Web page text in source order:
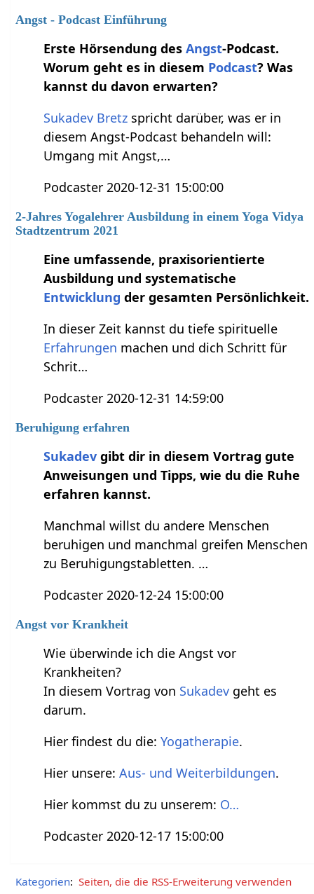
Angst - Podcast Einführung
Erste Hörsendung desAngst-Podcast.
Worum geht es in diesem Podcast? Was
kannst du davon erwarten?
Sukadev Bretz spricht darüber, was er in
diesem Angst-Podcast behandeln will:
Umgang mit Angst,…
Podcaster 2020-12-31 15:00:00
2-Jahres Yogalehrer Ausbildung in einem Yoga Vidya
Stadtzentrum 2021
Eine umfassende, praxisorientierte
Ausbildung und systematische
Entwicklung der gesamten Persönlichkeit.
In dieser Zeit kannst du tiefe spirituelle
Erfahrungen machen und dich Schritt für
Schrit…
Podcaster 2020-12-31 14:59:00
Beruhigung erfahren
Sukadev gibt dir in diesem Vortrag gute
Anweisungen und Tipps, wie du die Ruhe
erfahren kannst.
Manchmal willst du andere Menschen
beruhigen und manchmal greifen Menschen
zu Beruhigungstabletten. …
Podcaster 2020-12-24 15:00:00
Angst vor Krankheit
Wie überwinde ich die Angst vor
Krankheiten?
In diesem Vortrag von Sukadev geht es
darum.
Hier findest du die:Yogatherapie.
Hier unsere:Aus- und Weiterbildungen.
Hier kommst du zu unserem: O…
Podcaster 2020-12-17 15:00:00
Kategorien: Seiten, die die RSS-Erweiterung verwenden